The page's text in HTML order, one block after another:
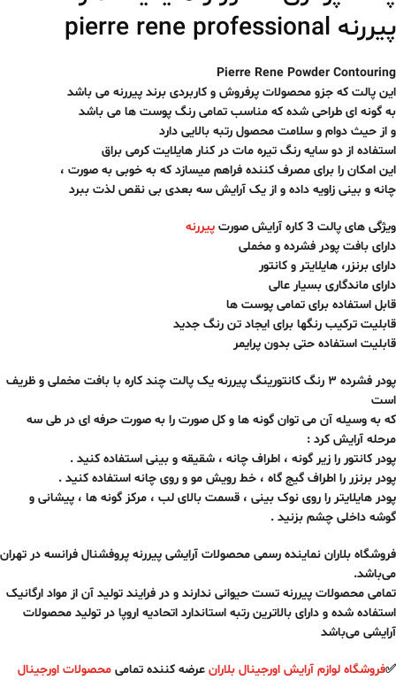
پیررنه pierre rene professional
Pierre Rene Powder Contouring
این پالت که جزو محصولات پرفروش و کاربردی برند پیررنه می باشد
به گونه ای طراحی شده که مناسب تمامی رنگ پوست ها می باشد
و از حیث دوام و سلامت محصول رتبه بالایی دارد
استفاده از دو سایه رنگ تیره مات در کنار هایلایت کرمی براق
این امکان را برای مصرف کننده فراهم میسازد که به خوبی به صورت ،
چانه و بینی زاویه داده و از یک آرایش سه بعدی بی نقص لذت ببرد
ویژگی های پالت 3 کاره آرایش صورت
پیررنه
دارای بافت پودر فشرده و مخملی
دارای برنزر، هایلایتر و کانتور
دارای ماندگاری بسیار عالی
قابل استفاده برای تمامی پوست ها
قابلیت ترکیب رنگها برای ایجاد تن رنگ جدید
قابلیت استفاده حتی بدون پرایمر
پودر فشرده ۳ رنگ کانتورینگ پیررنه یک پالت چند کاره با بافت مخملی و ظریف
است
که به وسیله آن می توان گونه ها و کل صورت را به صورت حرفه ای در طی سه
مرحله آرایش کرد :
پودر کانتور را زیر گونه ، اطراف چانه ، شقیقه و بینی استفاده کنید .
پودر برنزر را اطراف گیج گاه ، خط رویش مو و روی چانه استفاده کنید .
پودر هایلایتر را روی نوک بینی ، قسمت بالای لب ، مرکز گونه ها ، پیشانی و
گوشه داخلی چشم بزنید .
فروشگاه بلاران نماینده رسمی محصولات آرایشی پیررنه پروفشنال فرانسه در تهران
می‌باشد.
تمامی محصولات پیررنه تست حیوانی ندارند و در فرایند تولید آن از مواد ارگانیک
استفاده شده و دارای بالاترین رتبه استاندارد اتحادیه اروپا در تولید محصولات
آرایشی می‌باشد
✅فروشگاه لوازم آرایش اورجینال بلاران عرضه کننده تمامی محصولات اورجینال